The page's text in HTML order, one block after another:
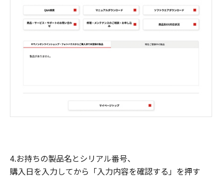
4.お持ちの製品名とシリアル番号、
購入日を入力してから「入力内容を確認する」を押す